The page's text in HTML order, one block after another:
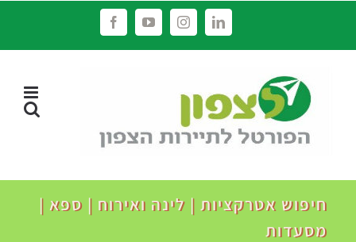
LinkedIn
Instagram
YouTube
Facebook
חיפוש אטרקציות | לינה ואירוח | ספא |
מסעדות